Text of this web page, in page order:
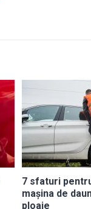
7 sfaturi
mașina de
ploaie